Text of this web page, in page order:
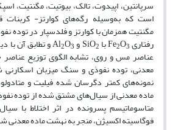
سرپانتین، اپیدوت، تالک، بیوتیت، مگنتیت،
است که به‌وسیله رگه‌های کوارتز-
مگنتیت همزمان با کوارتز و فلدسپار در توده
رفتاری Fe 2O3 با SiO 2 و Al 2O3 و تطابق آن با
عناصر مس و روی، تشابه الگوی توزیع
معدنی، توده نفوذی و سنگ میزبان
نمونه‌های کمتر دگرسان شده فیلیت و
ماده معدنی از سیال‌های مشتق شده از توده
متاسوماتیسم پسرونده در اثر اختلاط با
فوگاسیته اکسیژن، منجر به نهشت ماده